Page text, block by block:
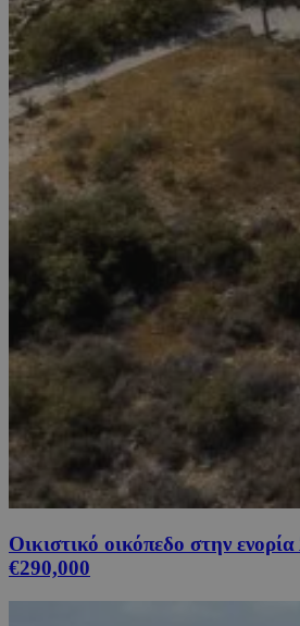
Οικιστικό οικόπεδο στην
€290,000